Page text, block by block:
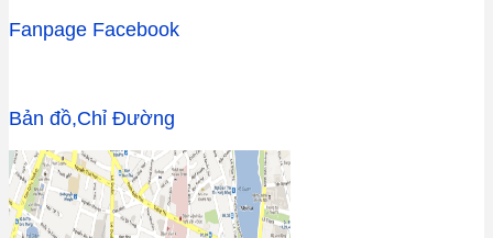
Fanpage Facebook
Bản đồ,Chỉ Đường